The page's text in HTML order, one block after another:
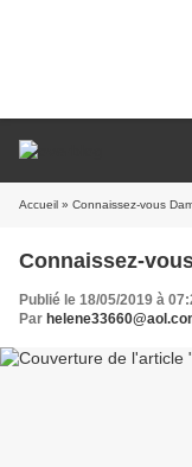
Accueil » Connaissez-vous
Connaissez-
Publié le 18/05/2019 à
Par